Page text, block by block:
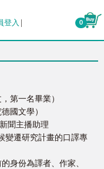
登入 0
第一名畢業）
國文學）
新聞主播助理
變遷研究計畫的口譯專
身份為譯者、作家、